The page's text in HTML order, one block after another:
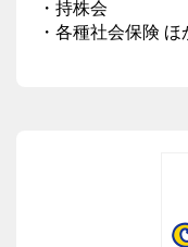
・持株会
・各種社会保険 ほ